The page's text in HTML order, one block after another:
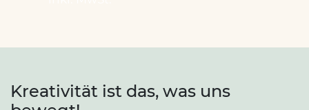
Kreativität ist das, was uns